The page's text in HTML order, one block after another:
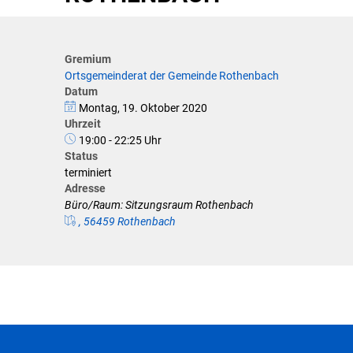
Klimaschutz
Feuerwehr
Allgemeine Informationen
Gremium
Ortsgemeinderat der Gemeinde Rothenbach
Datum
Montag, 19. Oktober 2020
Uhrzeit
19:00 - 22:25 Uhr
Status
terminiert
Adresse
Büro/Raum: Sitzungsraum Rothenbach
, 56459 Rothenbach